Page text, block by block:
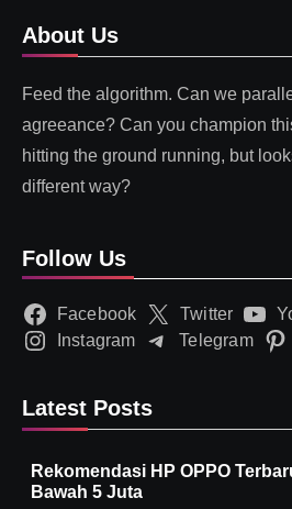
About Us
Feed the algorithm. Can we
agreeance? Can you champion
hitting the ground running, but
different way?
Follow Us
Facebook Twitter
Instagram
Telegram
Latest Posts
Rekomendasi HP OPPO
Bawah 5 Juta